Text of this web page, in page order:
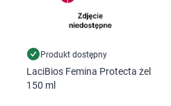
Produkt dostępny
LaciBios Femina Protecta żel
150 ml